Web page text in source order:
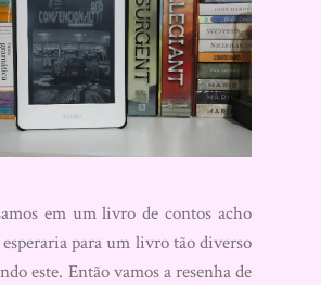
em um livro de contos acho
para um livro tão diverso
este. Então vamos a resenha de